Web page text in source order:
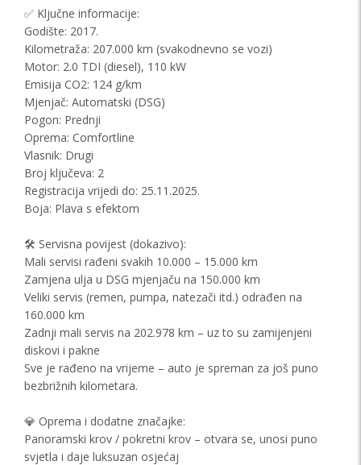
✅ Ključne informacije:
Godište: 2017.
Kilometraža: 207.000 km (svakodnevno se vozi)
Motor: 2.0 TDI (diesel), 110 kW
Emisija CO2: 124 g/km
Mjenjač: Automatski (DSG)
Pogon: Prednji
Oprema: Comfortline
Vlasnik: Drugi
Broj ključeva: 2
Registracija vrijedi do: 25.11.2025.
Boja: Plava s efektom
🛠️ Servisna povijest (dokazivo):
Mali servisi rađeni svakih 10.000 – 15.000 km
Zamjena ulja u DSG mjenjaču na 150.000 km
Veliki servis (remen, pumpa, natezači itd.) odrađen na
160.000 km
Zadnji mali servis na 202.978 km – uz to su zamijenjeni
diskovi i pakne
Sve je rađeno na vrijeme – auto je spreman za još puno
bezbrižnih kilometara.
💎 Oprema i dodatne značajke:
Panoramski krov / pokretni krov – otvara se, unosi puno
svjetla i daje luksuzan osjećaj